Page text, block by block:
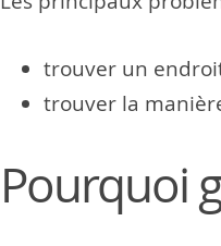
trouver un
trouver la
Pourquoi